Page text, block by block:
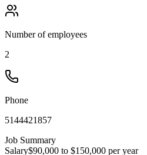
Number of employees
2
Phone
5144421857
Job Summary
Salary$90,000 to $150,000 per year